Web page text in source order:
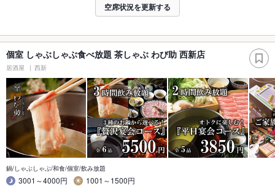
空席状況を更新する
個室 しゃぶしゃぶ食べ放題 茶しゃぶ わび助 西新店
居酒屋 西新
鍋/しゃぶしゃぶ/和食/個室/飲み放題
3001～4000円
1001～1500円